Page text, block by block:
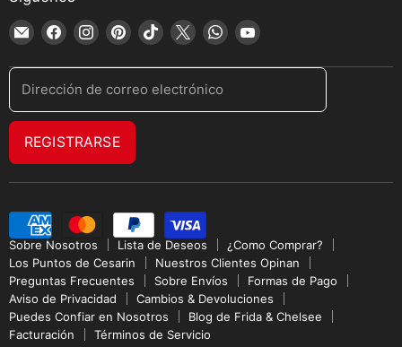
Encuéntrenos
electrónico
Encuéntrenos
Encuéntrenos
Encuéntrenos
Encuéntrenos
Encuéntrenos
Encuéntrenos
Encuéntrenos
Dirección de correo electrónico
REGISTRARSE
Sobre Nosotros Lista de Deseos
¿Como Comprar?
Los Puntos de Cesarin
Nuestros Clientes Opinan
Preguntas Frecuentes
Sobre Envíos
Formas de Pago
Aviso de Privacidad
Cambios & Devoluciones
Puedes Confiar en Nosotros
Blog de Frida & Chelsee
Facturación
Términos de Servicio